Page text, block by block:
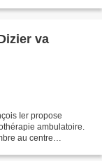
va
Ier propose
ambulatoire.
au centre